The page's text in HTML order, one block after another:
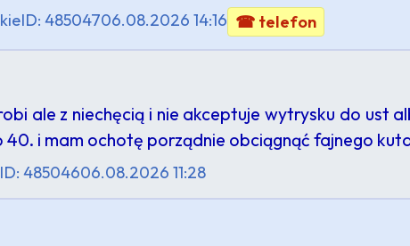
ID: 48504706.08.2026 14:16 ☎ telefon
ale z niechęcią i nie akceptuje wytrysku do ust
i mam ochotę porządnie obciągnąć fajnego
ID: 48504606.08.2026 11:28